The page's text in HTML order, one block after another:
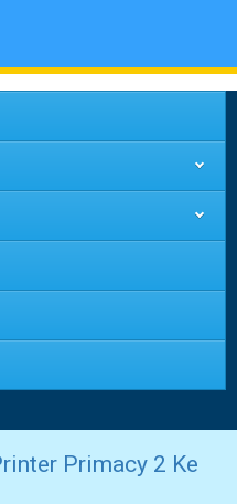
Primacy 2 Ke